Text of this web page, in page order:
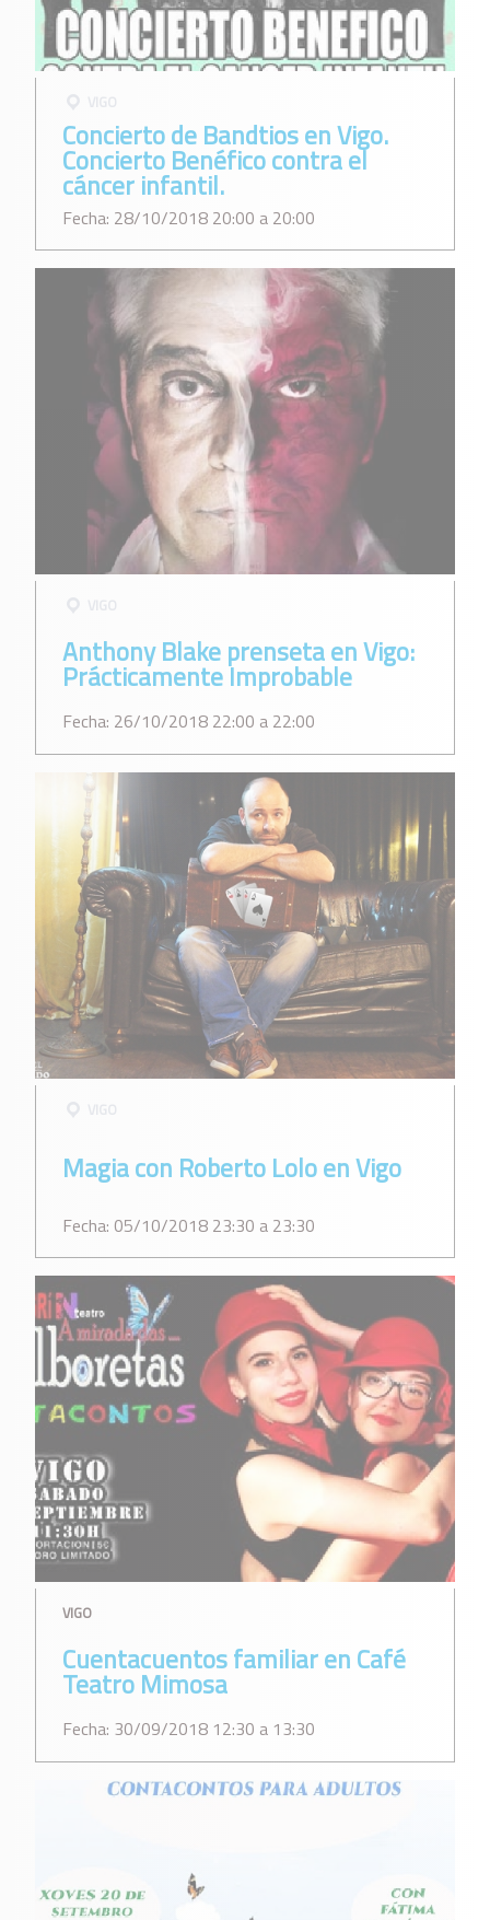
Concierto de Bandtios en Vigo.
Concierto Benéfico contra el
cáncer infantil.
Fecha: 28/10/2018 20:00 a 20:00
Anthony Blake prenseta en Vigo:
Prácticamente Improbable
Fecha: 26/10/2018 22:00 a 22:00
Magia con Roberto Lolo en Vigo
Fecha: 05/10/2018 23:30 a 23:30
VIGO
Cuentacuentos familiar en Café
Teatro Mimosa
Fecha: 30/09/2018 12:30 a 13:30